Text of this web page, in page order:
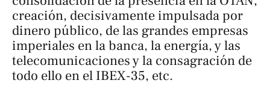
creación, decisivamente impulsada por
dinero público, de las grandes empresas
imperiales en la banca, la energía, y las
telecomunicaciones y la consagración de
todo ello en el IBEX-35, etc.